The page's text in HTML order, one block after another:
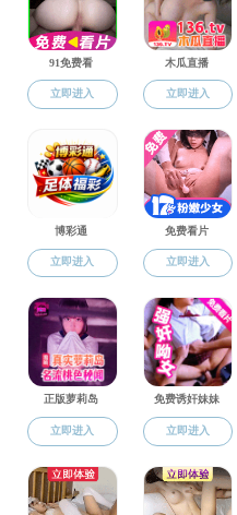
黑料网概况
黑料网简介
领导班子
师资队伍
黑料网文化